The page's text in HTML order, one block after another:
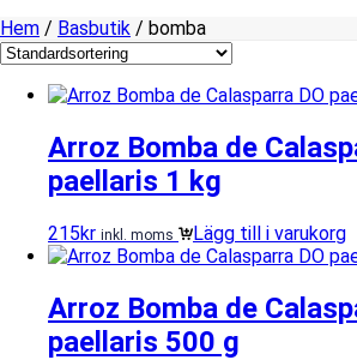
Hem / Basbutik / bomba
Arroz Bomba de
paellaris 1 kg
215kr inkl. moms Lägg till i varukorg
Arroz Bomba de
paellaris 500 g